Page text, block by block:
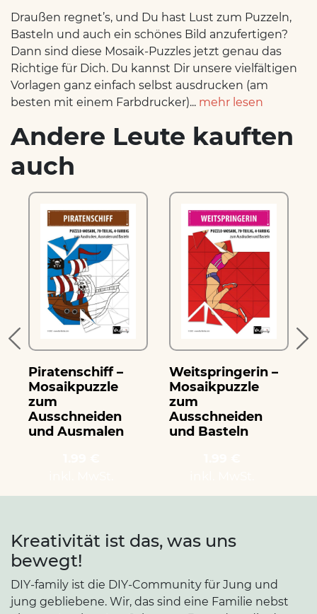
Draußen regnet’s, und Du hast Lust zum Puzzeln,
Basteln und auch ein schönes Bild anzufertigen?
Dann sind diese Mosaik-Puzzles jetzt genau das
Richtige für Dich. Du kannst Dir unsere vielfältigen
Vorlagen ganz einfach selbst ausdrucken (am
besten mit einem Farbdrucker)... mehr lesen
Andere Leute kauften
auch
Piratenschiff –
Mosaikpuzzle
zum
Ausschneiden
und Ausmalen
Weitspringerin –
Mosaikpuzzle
zum
Ausschneiden
und Basteln
Kreativität ist das, was uns
bewegt!
DIY-family ist die DIY-Community für Jung und
jung gebliebene. Wir, das sind eine Familie nebst